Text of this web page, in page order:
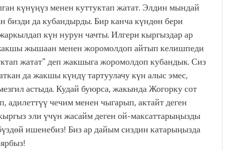
күнүңүз менен куттуктап жатат. Элдин мындай
бизди да кубандырды. Бир канча күндөн бери
күн нурун чачты. Илгери кыргыздар ар
жышаан менен жоромолдоп айтып келишпеди
жатат” деп жакшыга жоромолдоп кубандык. Сиз
да жакшы күндү тартуулачу күн алыс эмес,
астыда. Кудай буюрса, жакында Жогорку сот
адилеттүү чечим менен чыгарып, актайт деген
эли үчүн жасайм деген ой-максаттарыңызды
ишенебиз! Биз ар дайым сиздин катарыңызда